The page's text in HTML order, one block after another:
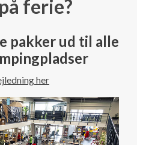
ferie?
pakker ud til alle
her